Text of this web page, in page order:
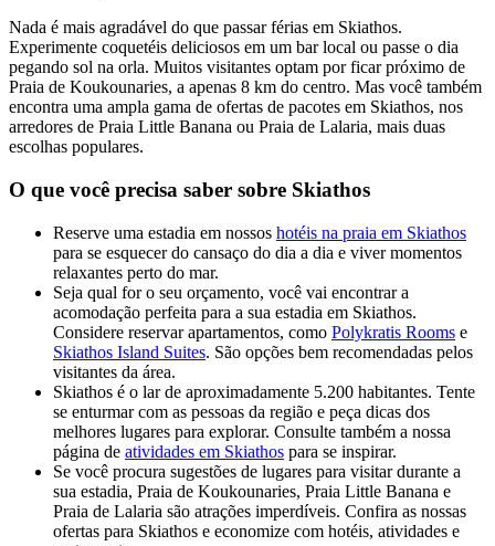
Nada é mais agradável do que passar férias em Skiathos.
Experimente coquetéis deliciosos em um bar local ou passe o dia
pegando sol na orla. Muitos visitantes optam por ficar próximo de
Praia de Koukounaries, a apenas 8 km do centro. Mas você também
encontra uma ampla gama de ofertas de pacotes em Skiathos, nos
arredores de Praia Little Banana ou Praia de Lalaria, mais duas
escolhas populares.
O que você precisa saber sobre Skiathos
Reserve uma estadia em nossos hotéis na praia em Skiathos
para se esquecer do cansaço do dia a dia e viver momentos
relaxantes perto do mar.
Seja qual for o seu orçamento, você vai encontrar a
acomodação perfeita para a sua estadia em Skiathos.
Considere reservar apartamentos, como Polykratis Rooms e
Skiathos Island Suites. São opções bem recomendadas pelos
visitantes da área.
Skiathos é o lar de aproximadamente 5.200 habitantes. Tente
se enturmar com as pessoas da região e peça dicas dos
melhores lugares para explorar. Consulte também a nossa
página de atividades em Skiathos para se inspirar.
Se você procura sugestões de lugares para visitar durante a
sua estadia, Praia de Koukounaries, Praia Little Banana e
Praia de Lalaria são atrações imperdíveis. Confira as nossas
ofertas para Skiathos e economize com hotéis, atividades e